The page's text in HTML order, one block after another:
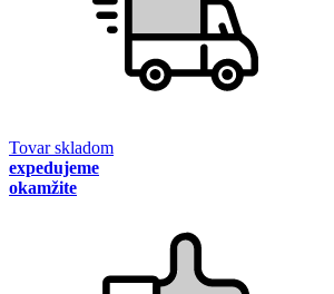
Tovar skladom
expedujeme
okamžite